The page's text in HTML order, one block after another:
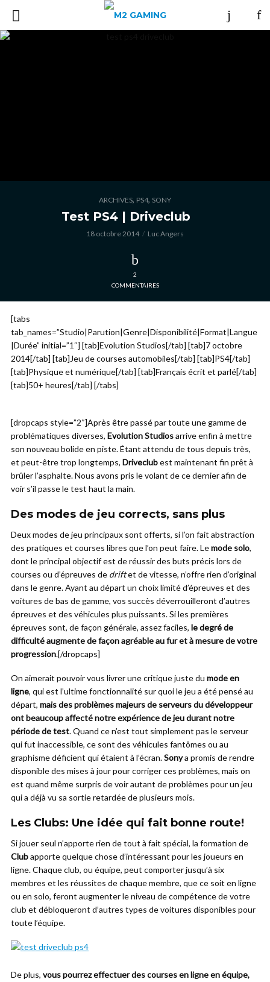
ARCHIVES, PS4, SONY
Test PS4 | Driveclub
18 octobre 2014 Luc Angers
2
COMMENTAIRES
[tabs
tab_names=”Studio|Parution|Genre|Disponibilité|Format|Langue
|Durée” initial=”1″] [tab]Evolution Studios[/tab] [tab]7 octobre
2014[/tab] [tab]Jeu de courses automobiles[/tab] [tab]PS4[/tab]
[tab]Physique et numérique[/tab] [tab]Français écrit et parlé[/tab]
[tab]50+ heures[/tab] [/tabs]
[dropcaps style=”2″]Après être passé par toute une gamme de
problématiques diverses, Evolution Studiosarrive enfin à mettre
son nouveau bolide en piste. Étant attendu de tous depuis très,
et peut-être trop longtemps, Driveclubest maintenant fin prêt à
brûler l’asphalte. Nous avons pris le volant de ce dernier afin de
voir s’il passe le test haut la main.
Des modes de jeu corrects, sans plus
Deux modes de jeu principaux sont offerts, si l’on fait abstraction
des pratiques et courses libres que l’on peut faire. Lemode solo,
dont le principal objectif est de réussir des buts précis lors de
courses ou d’épreuves de driftet de vitesse, n’offre rien d’original
dans le genre. Ayant au départ un choix limité d’épreuves et des
voitures de bas de gamme, vos succès déverrouilleront d’autres
épreuves et des véhicules plus puissants. Si les premières
épreuves sont, de façon générale, assez faciles, le degré de
difficulté augmente de façon agréable au fur et à mesure de votre
progression.[/dropcaps]
On aimerait pouvoir vous livrer une critique juste du mode en
ligne, qui est l’ultime fonctionnalité sur quoi le jeu a été pensé au
départ, mais des problèmes majeurs de serveurs du développeur
ont beaucoup affecté notre expérience de jeu durant notre
période de test. Quand ce n’est tout simplement pas le serveur
qui fut inaccessible, ce sont des véhicules fantômes ou au
graphisme déficient qui étaient à l’écran.Sonya promis de rendre
disponible des mises à jour pour corriger ces problèmes, mais on
est quand même surpris de voir autant de problèmes pour un jeu
qui a déjà vu sa sortie retardée de plusieurs mois.
Les Clubs: Une idée qui fait bonne route!
Si jouer seul n’apporte rien de tout à fait spécial, la formation de
Clubapporte quelque chose d’intéressant pour les joueurs en
ligne. Chaque club, ou équipe, peut comporter jusqu’à six
membres et les réussites de chaque membre, que ce soit en ligne
ou en solo, feront augmenter le niveau de compétence de votre
club et débloqueront d’autres types de voitures disponibles pour
toute l’équipe.
De plus, vous pourrez effectuer des courses en ligne en équipe,